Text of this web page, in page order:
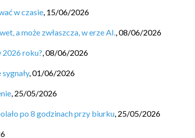
w czasie, 15/06/2026
a może zwłaszcza, w erze AI.,08/06/2026
2026 roku?,08/06/2026
,01/06/2026
, 25/05/2026
po 8 godzinach przy biurku, 25/05/2026